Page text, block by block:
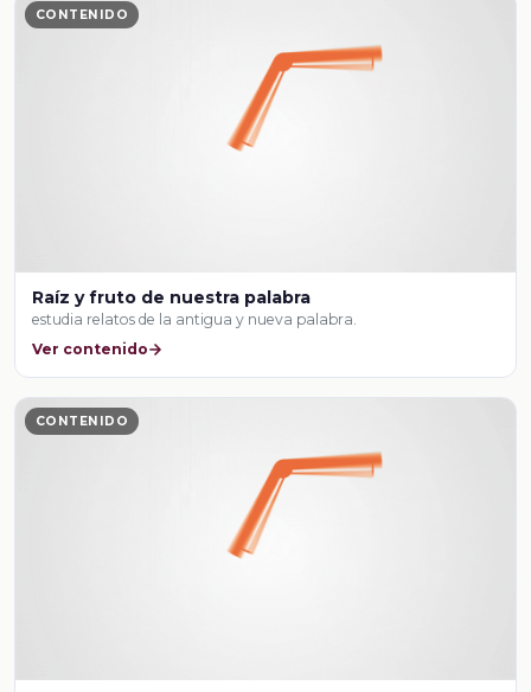
CONTENIDO
Raíz y fruto de nuestra palabra
estudia relatos de la antigua y nueva palabra.
Ver contenido
CONTENIDO